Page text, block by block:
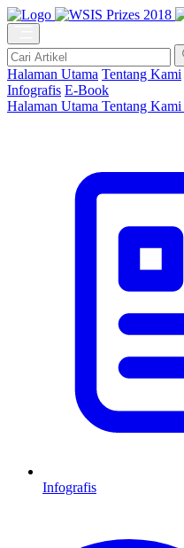
Halaman Utama Tentang Kami
Infografis E-Book
Halaman Utama Tentang Kami
Infografis